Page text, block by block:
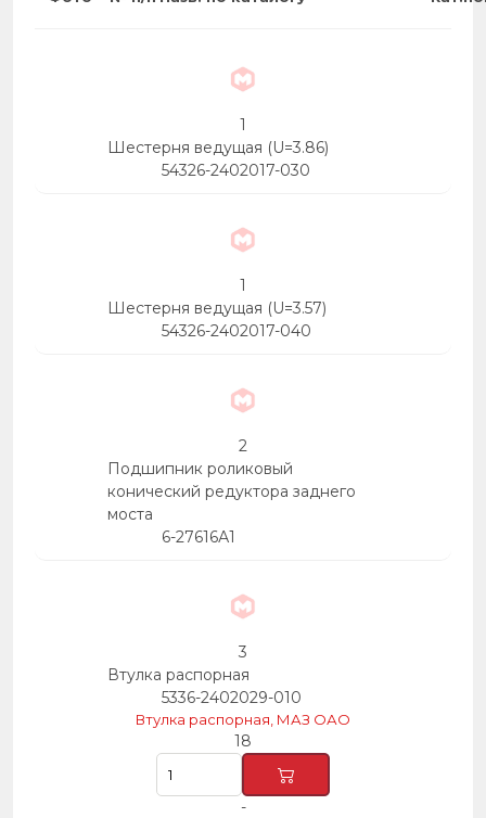
1
Шестерня ведущая (U=3.86)
54326-2402017-030
1
Шестерня ведущая (U=3.57)
54326-2402017-040
2
Подшипник роликовый
конический редуктора заднего
моста
6-27616А1
3
Втулка распорная
5336-2402029-010
Втулка распорная, МАЗ ОАО
18
-